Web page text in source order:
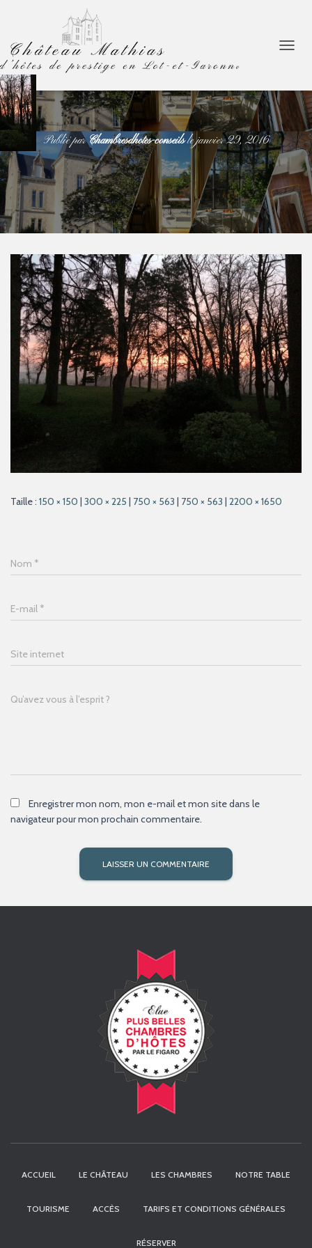
R
L
A
N
A
V
T
O
N
Publié parChambresdhotes-conseilslejanvier 29, 2016
Taille : 150 × 150 | 300 × 225 | 750 × 563 | 750 × 563 | 2200 × 1650
Nom *
E-mail *
Site internet
Qu’avez vous à l’esprit ?
Enregistrer mon nom, mon e-mail et mon site dans le
navigateur pour mon prochain commentaire.
ACCUEIL LE CHÂTEAU LES CHAMBRES NOTRE TABLE
TOURISME ACCÈS TARIFS ET CONDITIONS GÉNÉRALES
RÉSERVER